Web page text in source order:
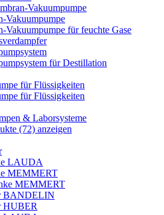
Vakuumpumpe
Vakuumpumpe
Vakuumpumpe für feuchte Gase
für Destillation
für Flüssigkeiten
für Flüssigkeiten
& Laborsysteme
(72) anzeigen
LAUDA
MEMMERT
MEMMERT
BANDELIN
HUBER